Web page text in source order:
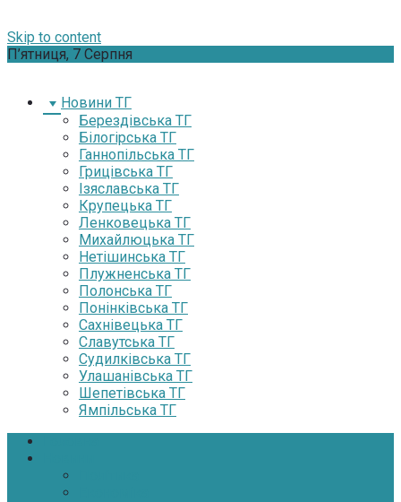
Skip to content
П’ятниця, 7 Серпня
Новини ТГ
Берездівська ТГ
Білогірська ТГ
Ганнопільська ТГ
Грицівська ТГ
Ізяславська ТГ
Крупецька ТГ
Ленковецька ТГ
Михайлюцька ТГ
Нетішинська ТГ
Плужненська ТГ
Полонська ТГ
Понінківська ТГ
Сахнівецька ТГ
Славутська ТГ
Судилківська ТГ
Улашанівська ТГ
Шепетівська ТГ
Ямпільська ТГ